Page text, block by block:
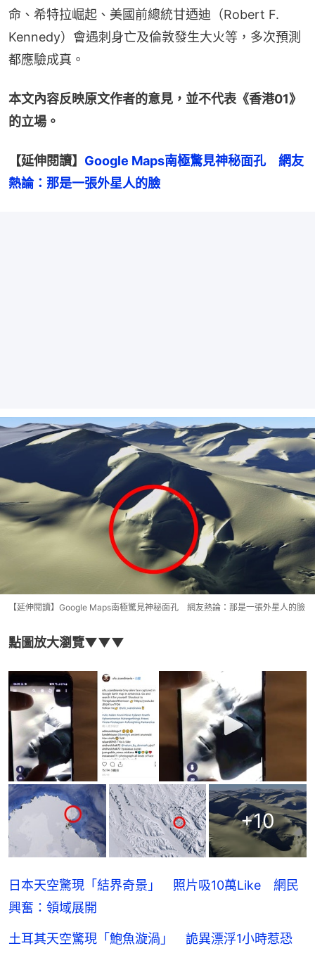
命、希特拉崛起、美國前總統甘迺迪（Robert F.
Kennedy）會遇刺身亡及倫敦發生大火等，多次預測
都應驗成真。
本文內容反映原文作者的意見，並不代表《香港01》
的立場。
【延伸閱讀】 Google Maps南極驚見神秘面孔　網友
熱論：那是一張外星人的臉
【延伸閱讀】Google Maps南極驚見神秘面孔 網友熱論：那是一張外星人的臉
點圖放大瀏覽▼▼▼
+10
日本天空驚現「結界奇景」 照片吸10萬Like 網民
興奮：領域展開
土耳其天空驚現「鮑魚漩渦」 詭異漂浮1小時惹恐